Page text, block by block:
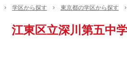
学区から探す 東京都の学区から探す
江東区立深川第五中